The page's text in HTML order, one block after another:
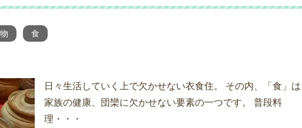
食
日々生活していく上で欠かせない衣食住。 その内、「食」は
家族の健康、団欒に欠かせない要素の一つです。 普段料
理・・・